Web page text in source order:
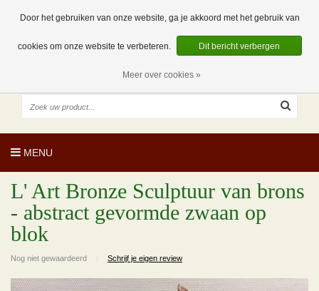
0 Artikelen
NL
EUR
MENU
L' Art Bronze Sculptuur van brons
- abstract gevormde zwaan op
blok
Nog niet gewaardeerd Schrijf je eigen review
Door het gebruiken van onze website, ga je akkoord met het gebruik van
cookies om onze website te verbeteren. Dit bericht verbergen
Meer over cookies »